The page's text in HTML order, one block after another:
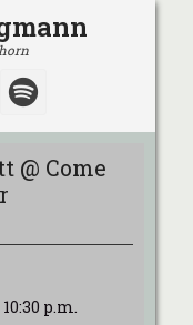
Instagram
@ Come
10:30 p.m.